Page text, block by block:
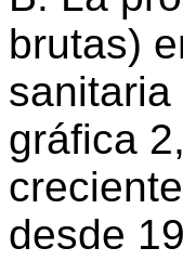
brutas)
gráfica
desde